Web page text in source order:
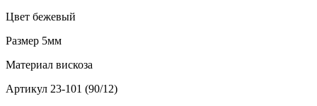
Цвет бежевый
Размер 5мм
Материал вискоза
Артикул 23-101 (90/12)